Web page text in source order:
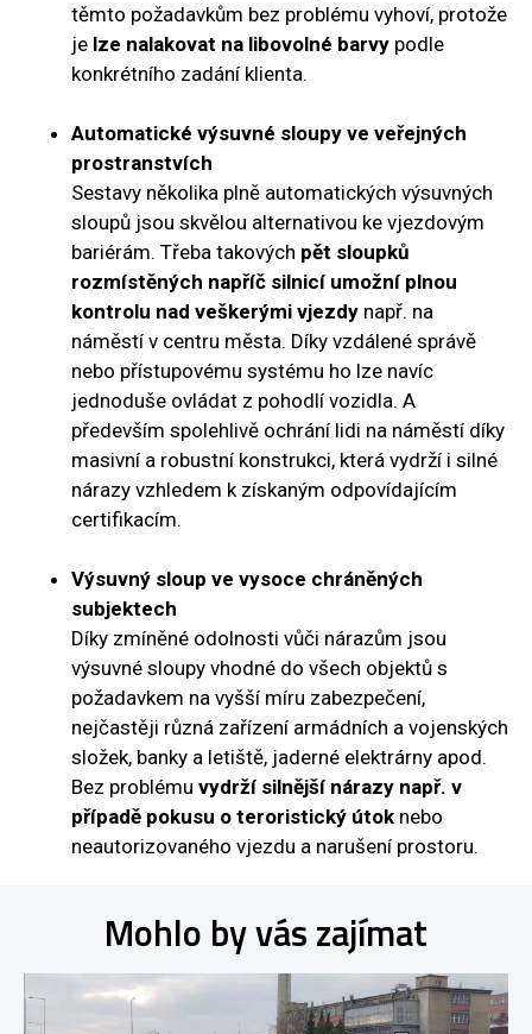
těmto požadavkům bez problému vyhoví, protože
je lze nalakovat na libovolné barvy podle
konkrétního zadání klienta.
Automatické výsuvné sloupy ve veřejných
prostranstvích
Sestavy několika plně automatických výsuvných
sloupů jsou skvělou alternativou ke vjezdovým
bariérám. Třeba takových pět sloupků
rozmístěných napříč silnicí umožní plnou
kontrolu nad veškerými vjezdy např. na
náměstí v centru města. Díky vzdálené správě
nebo přístupovému systému ho lze navíc
jednoduše ovládat z pohodlí vozidla. A
především spolehlivě ochrání lidi na náměstí díky
masivní a robustní konstrukci, která vydrží i silné
nárazy vzhledem k získaným odpovídajícím
certifikacím.
Výsuvný sloup ve vysoce chráněných
subjektech
Díky zmíněné odolnosti vůči nárazům jsou
výsuvné sloupy vhodné do všech objektů s
požadavkem na vyšší míru zabezpečení,
nejčastěji různá zařízení armádních a vojenských
složek, banky a letiště, jaderné elektrárny apod.
Bez problému vydrží silnější nárazy např. v
případě pokusu o teroristický útok nebo
neautorizovaného vjezdu a narušení prostoru.
Mohlo by vás zajímat